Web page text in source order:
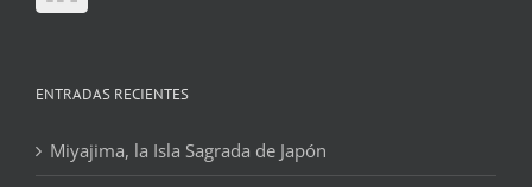
ENTRADAS RECIENTES
Miyajima, la Isla Sagrada de Japón